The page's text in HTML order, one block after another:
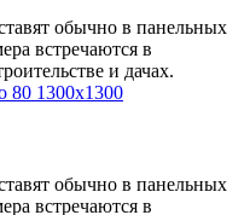
обычно в панельных
встречаются в
и дачах.
80 1300x1300
обычно в панельных
встречаются в